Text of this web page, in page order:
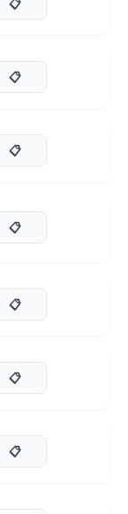
📋
📋
📋
📋
📋
📋
📋